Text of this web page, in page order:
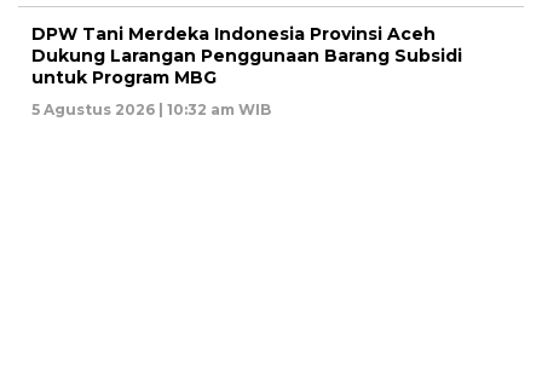
DPW Tani Merdeka Indonesia Provinsi Aceh
Dukung Larangan Penggunaan Barang Subsidi
untuk Program MBG
5 Agustus 2026 | 10:32 am WIB